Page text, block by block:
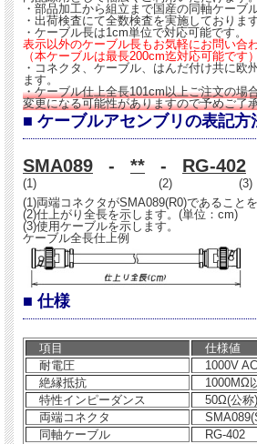
・部品加工から組立まで国産の同軸ケーブ
・出荷検査にて全数検査を実施しております
・ケーブル長は1cm単位で対応可能です。
表示以外のケーブル長もお気軽にお問い合
（本ケーブルは最長200cm迄対応可能です）
・コネクタ、ケーブル、はんだ付け共に欧
ます。
・ケーブル仕上全長101cm以上ご注文の場
変更になる可能性がありますので予めご了
■ ケーブルアセンブリの表記方
SMA089 - ** - RG-402
(1) (2) (3)
(1)両端コネクタがSMA089(R0)であることを
(2)仕上がり全長を示します。(単位：cm)
(3)使用ケーブルを示します。
ケーブル全長仕上例
■ 仕様
項目
仕様値
耐電圧
1000V
絶縁抵抗
1000MΩ
特性インピーダンス
50Ω(公称)
両端コネクタ
同軸ケーブル
RG-402